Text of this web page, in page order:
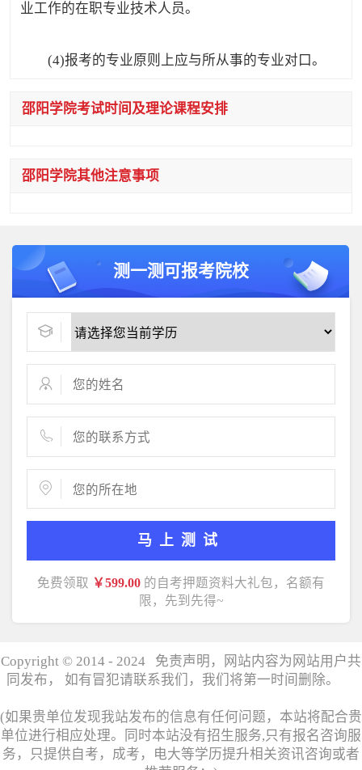
业工作的在职专业技术人员。
(4)报考的专业原则上应与所从事的专业对口。
邵阳学院考试时间及理论课程安排
邵阳学院其他注意事项
测一测可报考院校
马上测试
免费领取 ￥599.00 的自考押题资料大礼包，名额有
限，先到先得~
Copyright © 2014 - 2024 免责声明，网站内容为网站用户共
同发布， 如有冒犯请联系我们，我们将第一时间删除。
(如果贵单位发现我站发布的信息有任何问题，本站将配合贵
单位进行相应处理。同时本站没有招生服务,只有报名咨询服
务，只提供自考，成考，电大等学历提升相关资讯咨询或者